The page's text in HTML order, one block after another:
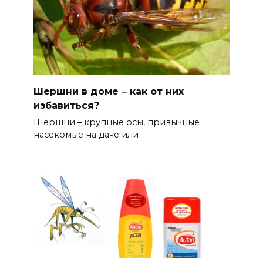
Шершни в доме ‒ как от них
избавиться?
Шершни – крупные осы, привычные
насекомые на даче или